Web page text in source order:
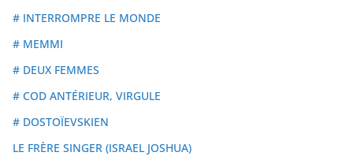
# INTERROMPRE LE MONDE
# MEMMI
# DEUX FEMMES
# COD ANTÉRIEUR, VIRGULE
# DOSTOÏEVSKIEN
LE FRÈRE SINGER (ISRAEL JOSHUA)